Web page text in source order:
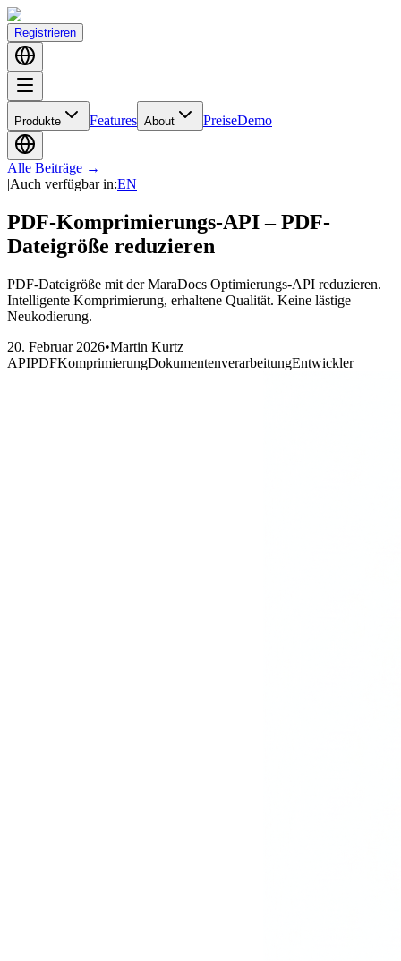
Registrieren
Produkte Features About PreiseDemo
Alle Beiträge →
|Auch verfügbar in:EN
PDF-Komprimierungs-API – PDF-
Dateigröße reduzieren
PDF-Dateigröße mit der MaraDocs Optimierungs-API reduzieren.
Intelligente Komprimierung, erhaltene Qualität. Keine lästige
Neukodierung.
20. Februar 2026•Martin Kurtz
APIPDFKomprimierungDokumentenverarbeitungEntwickler